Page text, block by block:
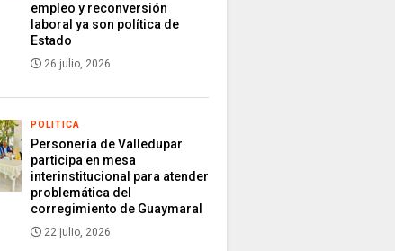
empleo y reconversión
laboral ya son política de
Estado
26 julio, 2026
POLITICA
Personería de Valledupar
participa en mesa
interinstitucional para atender
problemática del
corregimiento de Guaymaral
22 julio, 2026